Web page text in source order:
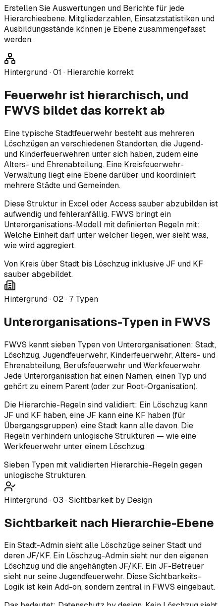
Erstellen Sie Auswertungen und Berichte für jede
Hierarchieebene. Mitgliederzahlen, Einsatzstatistiken und
Ausbildungsstände können je Ebene zusammengefasst
werden.
Hintergrund ·01 · Hierarchie korrekt
Feuerwehr ist hierarchisch, und
FWVS bildet das korrekt ab
Eine typische Stadtfeuerwehr besteht aus mehreren
Löschzügen an verschiedenen Standorten, die Jugend-
und Kinderfeuerwehren unter sich haben, zudem eine
Alters- und Ehrenabteilung. Eine Kreisfeuerwehr-
Verwaltung liegt eine Ebene darüber und koordiniert
mehrere Städte und Gemeinden.
Diese Struktur in Excel oder Access sauber abzubilden ist
aufwendig und fehleranfällig. FWVS bringt ein
Unterorganisations-Modell mit definierten Regeln mit:
Welche Einheit darf unter welcher liegen, wer sieht was,
wie wird aggregiert.
Von Kreis über Stadt bis Löschzug inklusive JF und KF
sauber abgebildet.
Hintergrund ·02· 7 Typen
Unterorganisations-Typen in FWVS
FWVS kennt sieben Typen von Unterorganisationen: Stadt,
Löschzug, Jugendfeuerwehr, Kinderfeuerwehr, Alters- und
Ehrenabteilung, Berufsfeuerwehr und Werkfeuerwehr.
Jede Unterorganisation hat einen Namen, einen Typ und
gehört zu einem Parent (oder zur Root-Organisation).
Die Hierarchie-Regeln sind validiert: Ein Löschzug kann
JF und KF haben, eine JF kann eine KF haben (für
Übergangsgruppen), eine Stadt kann alle davon. Die
Regeln verhindern unlogische Strukturen — wie eine
Werkfeuerwehr unter einem Löschzug.
Sieben Typen mit validierten Hierarchie-Regeln gegen
unlogische Strukturen.
Hintergrund ·03 ·Sichtbarkeit by Design
Sichtbarkeit nach Hierarchie-Ebene
Ein Stadt-Admin sieht alle Löschzüge seiner Stadt und
deren JF/KF. Ein Löschzug-Admin sieht nur den eigenen
Löschzug und die angehängten JF/KF. Ein JF-Betreuer
sieht nur seine Jugendfeuerwehr. Diese Sichtbarkeits-
Logik ist kein Add-on, sondern zentral in FWVS eingebaut.